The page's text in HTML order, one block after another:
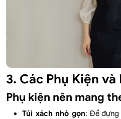
3. Các Phụ Kiện và
Phụ kiện nên mang
Túi xách nhỏ gọn: Để đựng